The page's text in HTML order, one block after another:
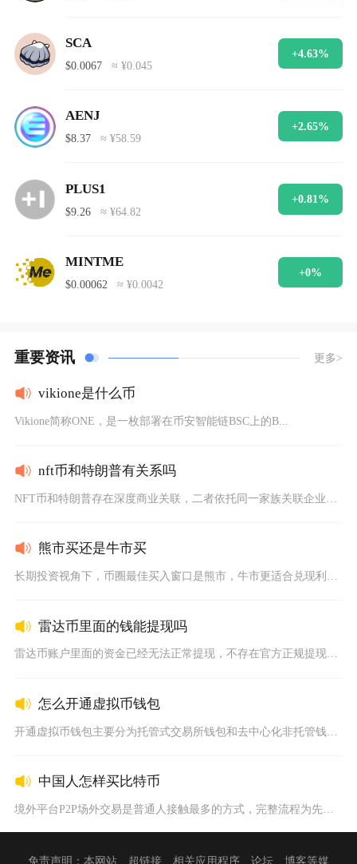
SCA
$0.0067 ≈ ¥0.045
+4.63%
AENJ
$8.37 ≈ ¥58.59
+2.65%
PLUS1
$9.26 ≈ ¥64.82
+0.81%
MINTME
$0.00062 ≈ ¥0.0042
+0%
重要资讯 更多>
vikione是什么币
Vikione简称ONE，是一枚部署在币安智能链BSC上的B...
nft币和特朗普有关系吗
熊市买还是牛市买
长期投资视角下，币圈最佳买入窗口是熊市，牛市更适合兑现利润而...
雷达币里面的钱能提现吗
雷达币账户里面的资金已经无法正常提现，不存在官方正规提现渠道...
怎么开通虚拟币钱包
中国人怎样买比特币
境外平台P2P场外交易是普通人接触最多的方式，完整流程为先完...
免责声明：本网站、超链接、相关应用程序、论坛、博客等媒